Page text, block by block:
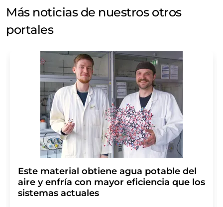
Más noticias de nuestros otros
portales
Este material obtiene agua potable del
aire y enfría con mayor eficiencia que los
sistemas actuales